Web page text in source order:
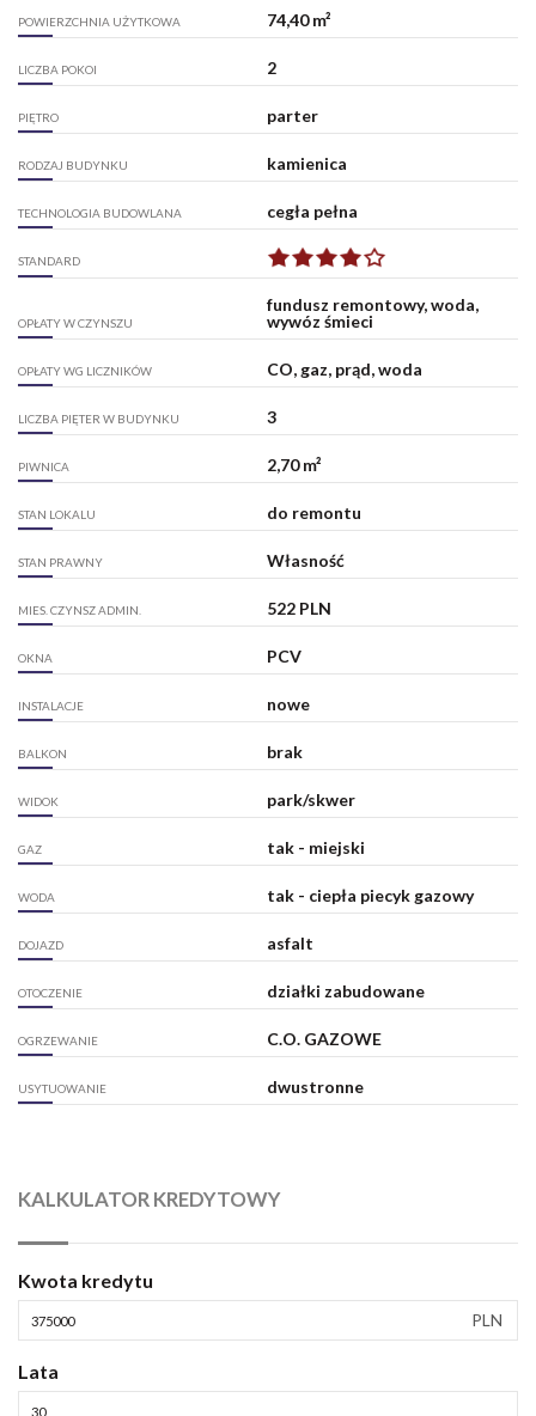
POWIERZCHNIA UŻYTKOWA 74,40 m²
LICZBA POKOI 2
PIĘTRO parter
RODZAJ BUDYNKU kamienica
TECHNOLOGIA BUDOWLANA cegła pełna
STANDARD
OPŁATY W CZYNSZU
fundusz remontowy, woda,
wywóz śmieci
OPŁATY WG LICZNIKÓW CO, gaz, prąd, woda
LICZBA PIĘTER W BUDYNKU 3
PIWNICA 2,70 m²
STAN LOKALU do remontu
STAN PRAWNY Własność
MIES. CZYNSZ ADMIN. 522 PLN
OKNA PCV
INSTALACJE nowe
BALKON brak
WIDOK park/skwer
GAZ tak - miejski
WODA tak - ciepła piecyk gazowy
DOJAZD asfalt
OTOCZENIE działki zabudowane
OGRZEWANIE C.O. GAZOWE
USYTUOWANIE dwustronne
KALKULATOR KREDYTOWY
Kwota kredytu
PLN
Lata